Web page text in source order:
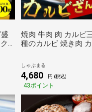
焼肉 牛肉 肉 カルビ
種のカルビ 焼き肉
ス ギフト 食品 プレ
ンプ しゃぶまる
しゃぶまる
4,680 円 (税込)
43ポイント